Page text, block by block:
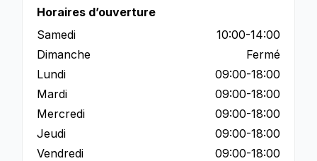
Horaires d’ouverture
Samedi
10:00-14:00
Dimanche
Fermé
Lundi
09:00-18:00
Mardi
09:00-18:00
Mercredi
09:00-18:00
Jeudi
09:00-18:00
Vendredi
09:00-18:00